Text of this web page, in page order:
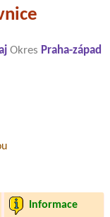
Okres Praha-západ
Informace